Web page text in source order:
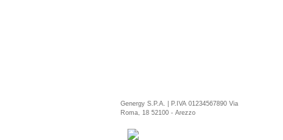
Genergy S.P.A. | P.IVA 01234567890 Via
Roma, 18 52100 - Arezzo